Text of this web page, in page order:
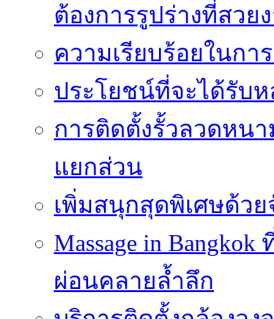
ต้องการรูปร่างที่สวย
ความเรียบร้อยในก
ประโยชน์ที่จะได้รับ
การติดตั้งรั้วลวดหน
แยกส่วน
เพิ่มสนุกสุดพิเศษด้ว
Massage in
ผ่อนคลายล้ำลึก